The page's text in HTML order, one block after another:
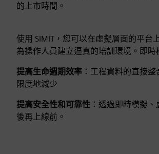
的上市時間。
使用 SIMIT，您可以在虛擬層面的平
為操作人員建立逼真的培訓環境。即時
提高生命週期效率 ：工程資料的直接
限度地減少
提高安全性和可靠性 ：透過即時模擬
後再上線前。